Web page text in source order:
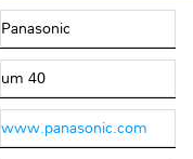
Panasonic
um 40
www.panasonic.com